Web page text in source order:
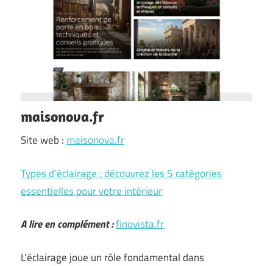
maisonova.fr
Site web : maisonova.fr
Types d’éclairage : découvrez les 5 catégories
essentielles pour votre intérieur
A lire en complément :finovista.fr
L’éclairage joue un rôle fondamental dans